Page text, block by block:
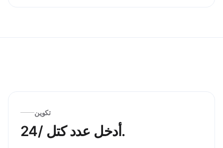
تكوين
أدخل عدد كتل /24.